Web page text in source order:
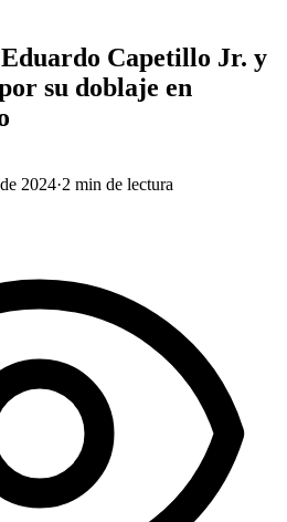
Capetillo Jr. y
su doblaje en
2024·2 min de lectura